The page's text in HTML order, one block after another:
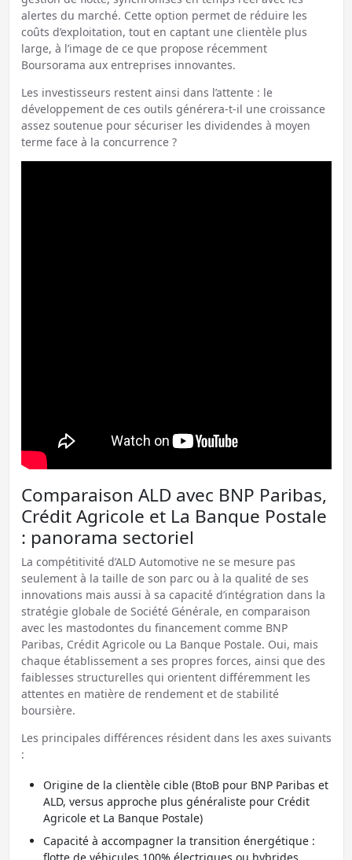
alertes du marché. Cette option permet de réduire les
coûts d’exploitation, tout en captant une clientèle plus
large, à l’image de ce que propose récemment
Boursorama aux entreprises innovantes.
Les investisseurs restent ainsi dans l’attente : le
développement de ces outils générera-t-il une croissance
assez soutenue pour sécuriser les dividendes à moyen
terme face à la concurrence ?
Comparaison ALD avec BNP Paribas,
Crédit Agricole et La Banque Postale
: panorama sectoriel
La compétitivité d’ALD Automotive ne se mesure pas
seulement à la taille de son parc ou à la qualité de ses
innovations mais aussi à sa capacité d’intégration dans la
stratégie globale de Société Générale, en comparaison
avec les mastodontes du financement comme BNP
Paribas, Crédit Agricole ou La Banque Postale. Oui, mais
chaque établissement a ses propres forces, ainsi que des
faiblesses structurelles qui orientent différemment les
attentes en matière de rendement et de stabilité
boursière.
Les principales différences résident dans les axes suivants
:
Origine de la clientèle cible (BtoB pour BNP Paribas et
ALD, versus approche plus généraliste pour Crédit
Agricole et La Banque Postale)
Capacité à accompagner la transition énergétique :